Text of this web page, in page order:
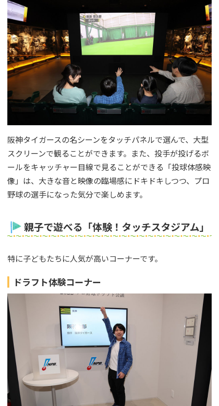
阪神タイガースの名シーンをタッチパネルで選んで、大型
スクリーンで観ることができます。また、投手が投げるボ
ールをキャッチャー目線で見ることができる「投球体感映
像」は、大きな音と映像の臨場感にドキドキしつつ、プロ
野球の選手になった気分で楽しめます。
親子で遊べる「体験！タッチスタジアム」
特に子どもたちに人気が高いコーナーです。
ドラフト体験コーナー